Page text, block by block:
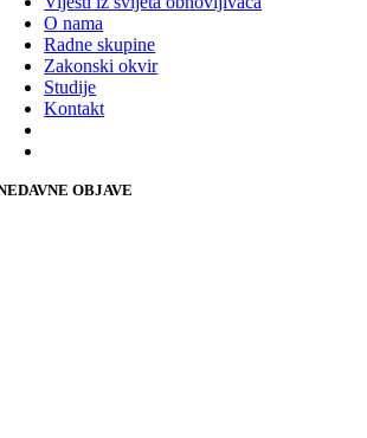
O nama
Radne skupine
Zakonski okvir
Studije
Kontakt
OBJAVE